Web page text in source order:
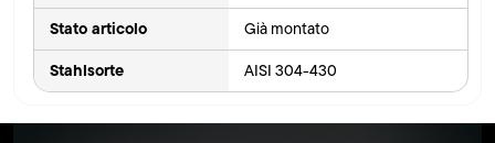
Stato articolo Già montato
Stahlsorte AISI 304-430